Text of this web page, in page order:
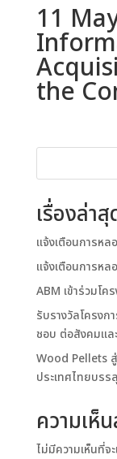
11
the
เรื่องล่าสุ
แจ้งเตือนการห
แจ้งเตือนการห
ABM เข้าร่วมโ
รับรางวัลโครงก
ชอบ ต่อสังคมแล
Wood Pellets
ประเทศไทยบรร
ความเห็
ไม่มีความเห็นที่จ